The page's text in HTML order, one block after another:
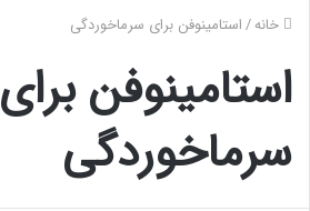
خانه/استامینوفن برای سرماخوردگی
استامینوفن برای
سرماخوردگی